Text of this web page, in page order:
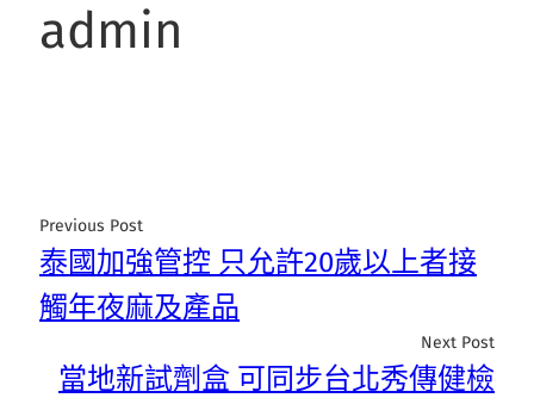
admin
Previous Post
泰國加強管控 只允許20歲以上者接
觸年夜麻及產品
Next Post
當地新試劑盒 可同步台北秀傳健檢